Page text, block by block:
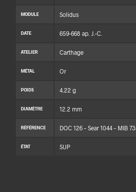
MODULE Solidus
DATE 659-668 ap. J.-C.
ATELIER Carthage
MÉTAL Or
POIDS 4.22 g
DIAMÈTRE 12.2 mm
RÉFÉRENCE DOC 126 – Sear 1044 – MIB
ÉTAT SUP